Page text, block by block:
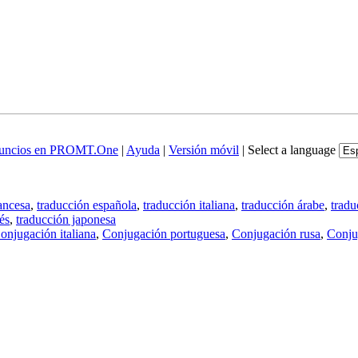
en PROMT.One | Ayuda | Versión móvil | Select a language
, traducción española, traducción italiana, traducción árabe,
, traducción japonesa
italiana, Conjugación portuguesa, Conjugación rusa,